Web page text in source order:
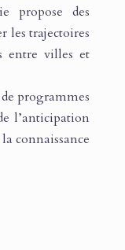
propose des
les trajectoires
entre villes et
programmes
l’anticipation
connaissance